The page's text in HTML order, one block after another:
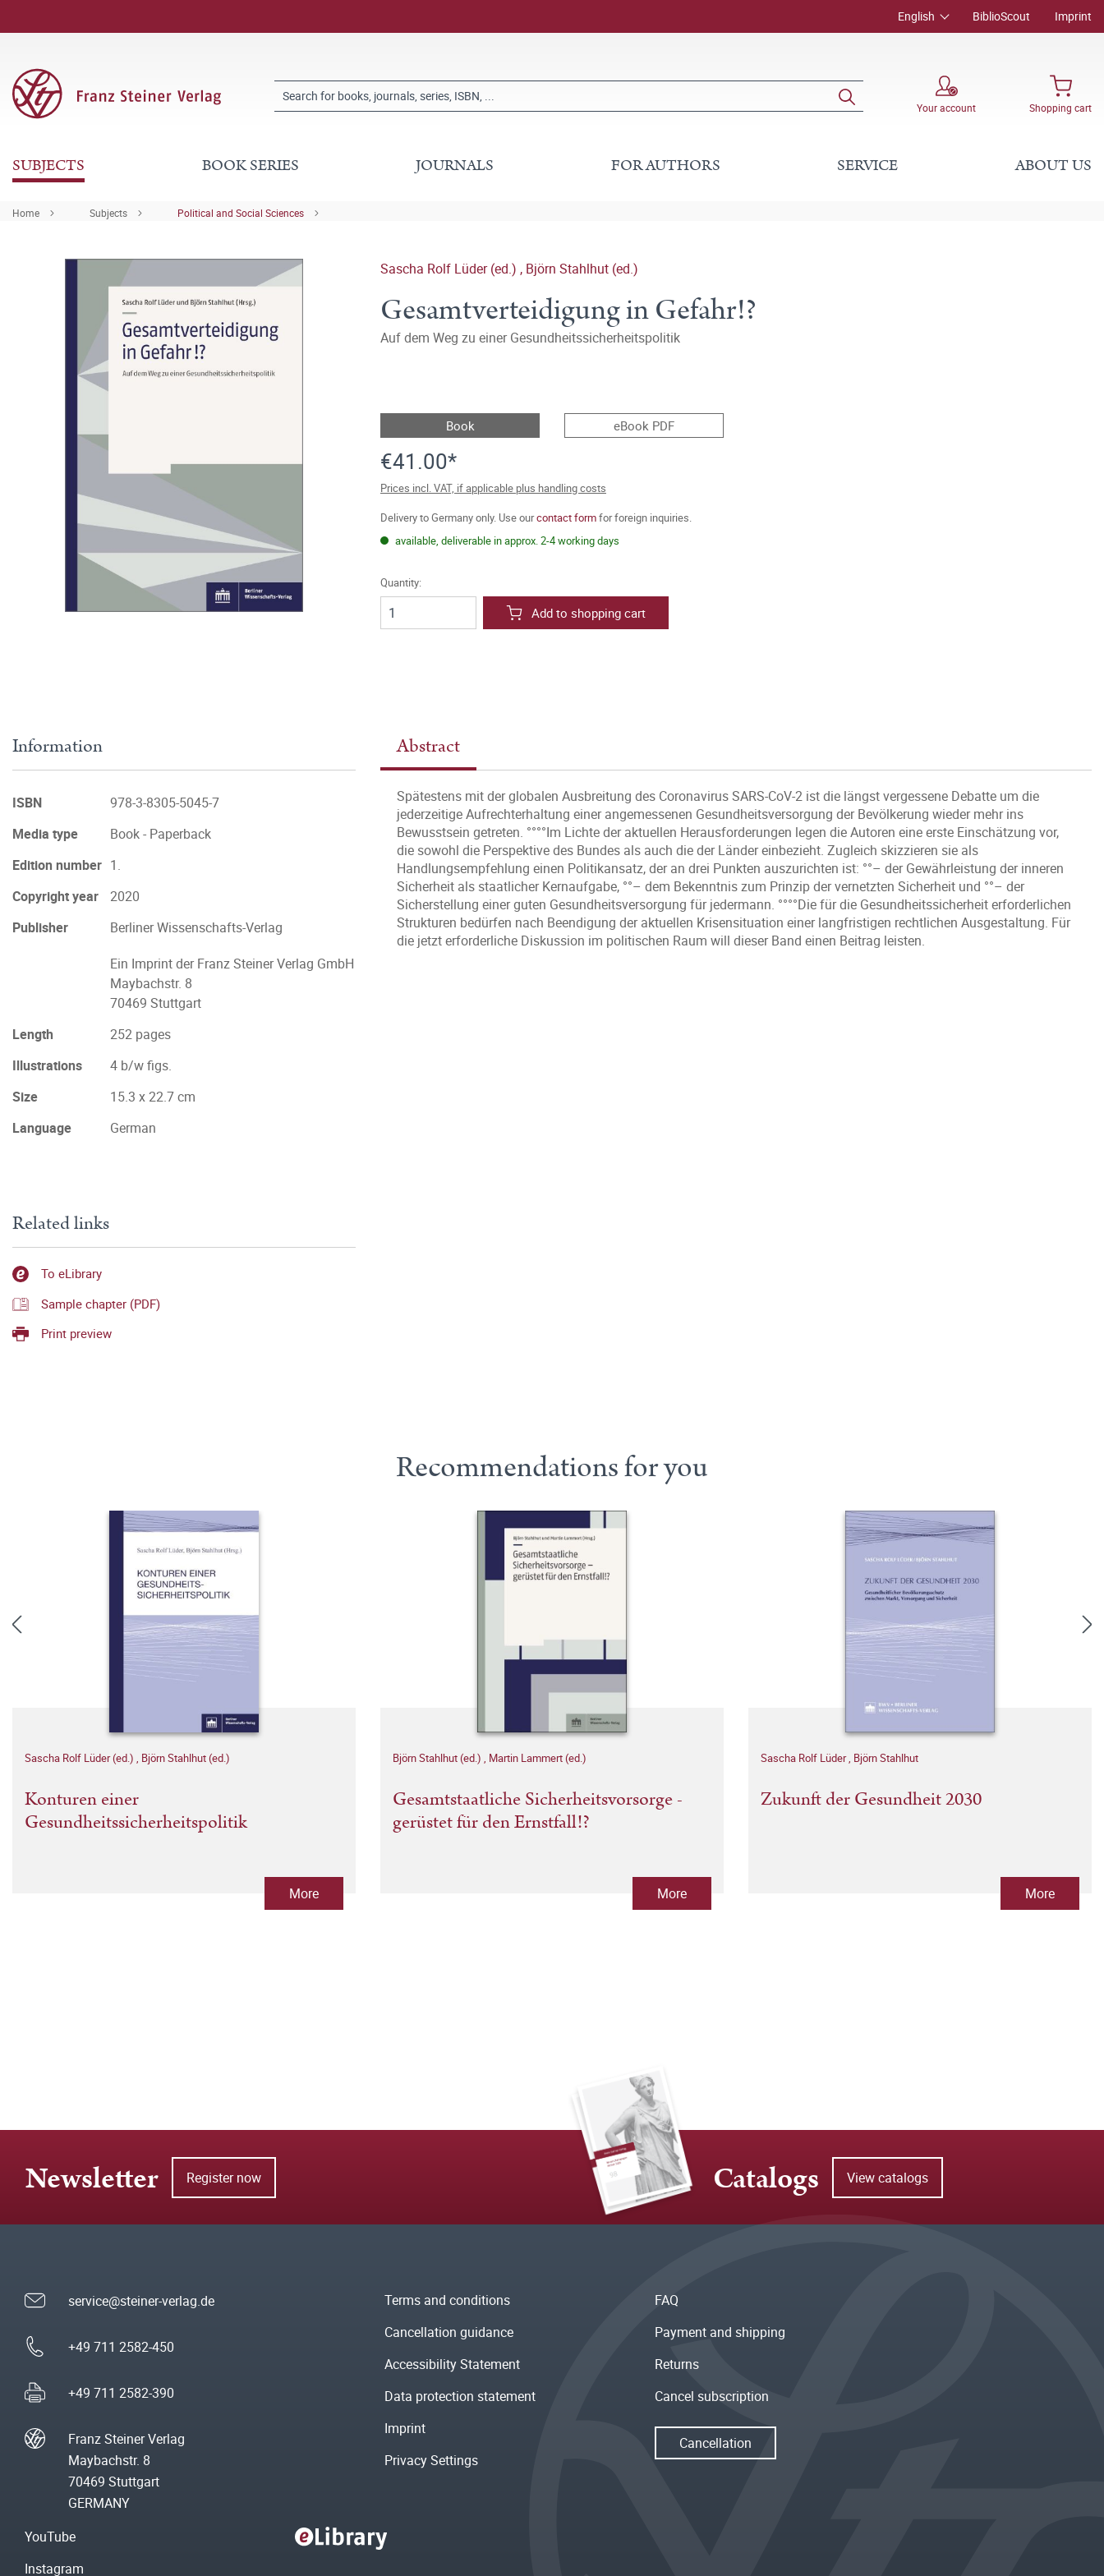
English BiblioScout Imprint
Your account Shopping cart
SUBJECTS BOOK SERIES JOURNALS FOR AUTHORS SERVICE ABOUT US
Home Subjects Political and Social Sciences
Sascha Rolf Lüder (ed.) , Björn Stahlhut (ed.)
Gesamtverteidigung in Gefahr!?
Auf dem Weg zu einer Gesundheitssicherheitspolitik
Book eBook PDF
€41.00*
Prices incl. VAT, if applicable plus handling costs
Delivery to Germany only. Use ourcontact formfor foreign inquiries.
available, deliverable in approx. 2-4 working days
Quantity:
Add to shopping cart
Abstract
Spätestens mit der globalen Ausbreitung des Coronavirus SARS-CoV-2 ist die längst vergessene Debatte um die
jederzeitige Aufrechterhaltung einer angemessenen Gesundheitsversorgung der Bevölkerung wieder mehr ins
Bewusstsein getreten. °°°°Im Lichte der aktuellen Herausforderungen legen die Autoren eine erste Einschätzung vor,
die sowohl die Perspektive des Bundes als auch die der Länder einbezieht. Zugleich skizzieren sie als
Handlungsempfehlung einen Politikansatz, der an drei Punkten auszurichten ist: °°– der Gewährleistung der inneren
Sicherheit als staatlicher Kernaufgabe, °°– dem Bekenntnis zum Prinzip der vernetzten Sicherheit und °°– der
Sicherstellung einer guten Gesundheitsversorgung für jedermann. °°°°Die für die Gesundheitssicherheit erforderlichen
Strukturen bedürfen nach Beendigung der aktuellen Krisensituation einer langfristigen rechtlichen Ausgestaltung. Für
die jetzt erforderliche Diskussion im politischen Raum will dieser Band einen Beitrag leisten.
Information
ISBN
978-3-8305-5045-7
Media type
Book - Paperback
Edition number 1.
Copyright year
2020
Publisher
Berliner Wissenschafts-Verlag
Ein Imprint der Franz Steiner Verlag GmbH
Maybachstr. 8
70469 Stuttgart
Length
252 pages
Illustrations
4 b/w figs.
Size
15.3 x 22.7 cm
Language
German
Related links
To eLibrary
Sample chapter (PDF)
Print preview
Recommendations for you
Sascha Rolf Lüder (ed.) , Björn Stahlhut (ed.)
Konturen einer
Gesundheitssicherheitspolitik
More
Björn Stahlhut (ed.) , Martin Lammert (ed.)
Gesamtstaatliche Sicherheitsvorsorge -
gerüstet für den Ernstfall!?
More
Sascha Rolf Lüder, Björn Stahlhut
Zukunft der Gesundheit 2030
More
Newsletter Register now Catalogs View catalogs
service@steiner-verlag.de
+49 711 2582-450
+49 711 2582-390
Franz Steiner Verlag
Maybachstr. 8
70469 Stuttgart
GERMANY
Terms and conditions
Cancellation guidance
Accessibility Statement
Data protection statement
Imprint
Privacy Settings
FAQ
Payment and shipping
Returns
Cancel subscription
Cancellation
YouTube
Instagram